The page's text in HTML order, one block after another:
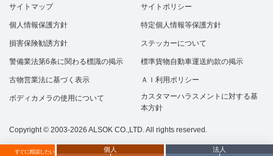
すぐに相談したい 個人 法人
サイトマップ サイトポリシー
個人情報保護方針 特定個人情報等保護方針
損害保険勧誘方針 ステッカーについて
警備業法第6条に関わる標識の掲示 標準貨物自動車運送約款の掲示
古物営業法に基づく表示 ＡＩ利用ポリシー
ボディカメラの使用について
カスタマーハラスメントに対する基
本方針
Copyright © 2003-2026 ALSOK CO.,LTD. All rights reserved.